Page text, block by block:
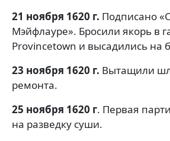
21 ноября 1620 г. Подписано
Мэйфлауре». Бросили якорь в
Provincetown и высадились на
23 ноября 1620 г. Вытащили
ремонта.
25 ноября 1620 г. Первая
на разведку суши.